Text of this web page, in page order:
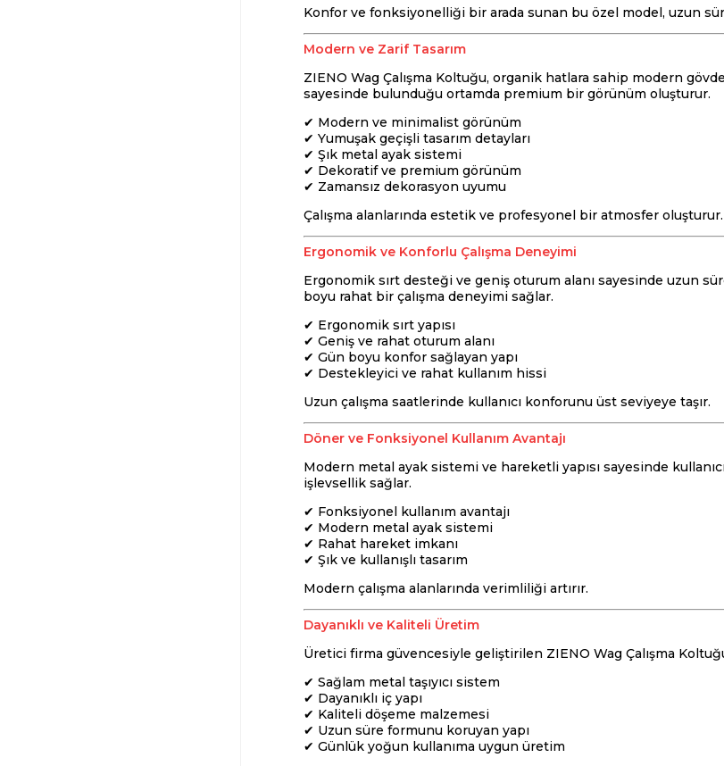
Konfor ve fonksiyonelliği bir arada sunan bu özel model, uzun
Modern ve Zarif Tasarım
ZIENO Wag Çalışma Koltuğu, organik hatlara sahip modern
sayesinde bulunduğu ortamda premium bir görünüm oluşturur.
✔ Modern ve minimalist görünüm
✔ Yumuşak geçişli tasarım detayları
✔ Şık metal ayak sistemi
✔ Dekoratif ve premium görünüm
✔ Zamansız dekorasyon uyumu
Çalışma alanlarında estetik ve profesyonel bir atmosfer oluşturur.
Ergonomik ve Konforlu Çalışma Deneyimi
Ergonomik sırt desteği ve geniş oturum alanı sayesinde uzun
boyu rahat bir çalışma deneyimi sağlar.
✔ Ergonomik sırt yapısı
✔ Geniş ve rahat oturum alanı
✔ Gün boyu konfor sağlayan yapı
✔ Destekleyici ve rahat kullanım hissi
Uzun çalışma saatlerinde kullanıcı konforunu üst seviyeye taşır.
Döner ve Fonksiyonel Kullanım Avantajı
Modern metal ayak sistemi ve hareketli yapısı sayesinde
işlevsellik sağlar.
✔ Fonksiyonel kullanım avantajı
✔ Modern metal ayak sistemi
✔ Rahat hareket imkanı
✔ Şık ve kullanışlı tasarım
Modern çalışma alanlarında verimliliği artırır.
Dayanıklı ve Kaliteli Üretim
Üretici firma güvencesiyle geliştirilen ZIENO Wag Çalışma
✔ Sağlam metal taşıyıcı sistem
✔ Dayanıklı iç yapı
✔ Kaliteli döşeme malzemesi
✔ Uzun süre formunu koruyan yapı
✔ Günlük yoğun kullanıma uygun üretim